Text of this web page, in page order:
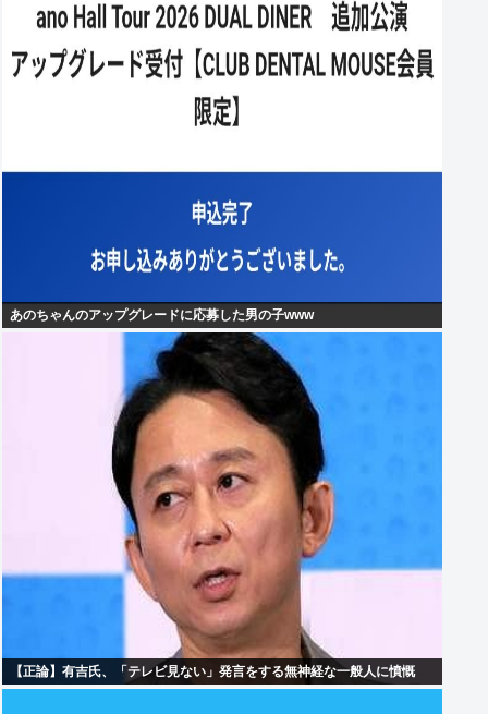
あのちゃんのアップグレードに応募した男の子www
【正論】有吉氏、「テレビ見ない」発言をする無神経な一般人に憤慨